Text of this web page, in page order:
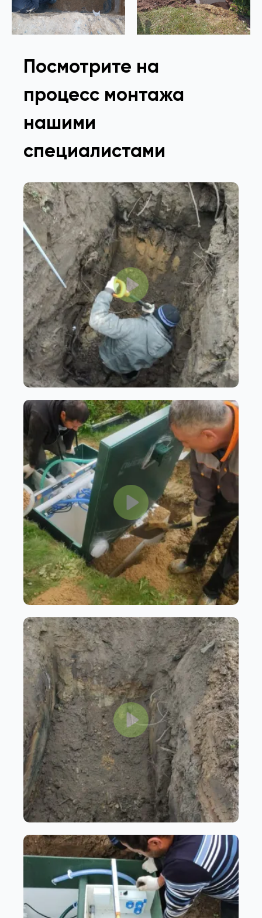
Посмотрите на
процесс монтажа
нашими
специалистами